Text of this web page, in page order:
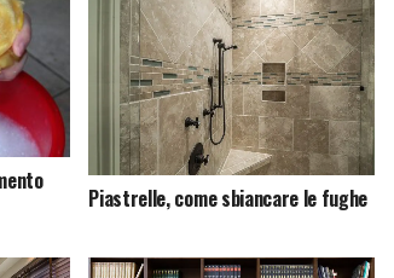
Piastrelle, come sbiancare le fughe